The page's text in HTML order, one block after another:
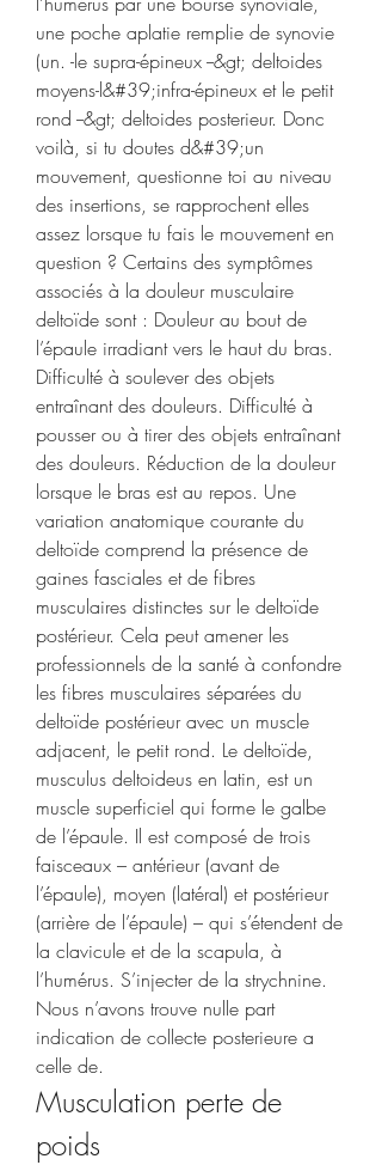
une poche aplatie remplie de synovie
(un. -le supra-épineux --&gt; deltoides
moyens-l&#39;infra-épineux et le petit
rond --&gt; deltoides posterieur. Donc
voilà, si tu doutes d&#39;un
mouvement, questionne toi au niveau
des insertions, se rapprochent elles
assez lorsque tu fais le mouvement en
question ? Certains des symptômes
associés à la douleur musculaire
deltoïde sont : Douleur au bout de
l’épaule irradiant vers le haut du bras.
Difficulté à soulever des objets
entraînant des douleurs. Difficulté à
pousser ou à tirer des objets entraînant
des douleurs. Réduction de la douleur
lorsque le bras est au repos. Une
variation anatomique courante du
deltoïde comprend la présence de
gaines fasciales et de fibres
musculaires distinctes sur le deltoïde
postérieur. Cela peut amener les
professionnels de la santé à confondre
les fibres musculaires séparées du
deltoïde postérieur avec un muscle
adjacent, le petit rond. Le deltoïde,
musculus deltoideus en latin, est un
muscle superficiel qui forme le galbe
de l’épaule. Il est composé de trois
faisceaux – antérieur (avant de
l’épaule), moyen (latéral) et postérieur
(arrière de l’épaule) – qui s’étendent de
la clavicule et de la scapula, à
l’humérus. S’injecter de la strychnine.
Nous n’avons trouve nulle part
indication de collecte posterieure a
celle de.
Musculation perte de
poids